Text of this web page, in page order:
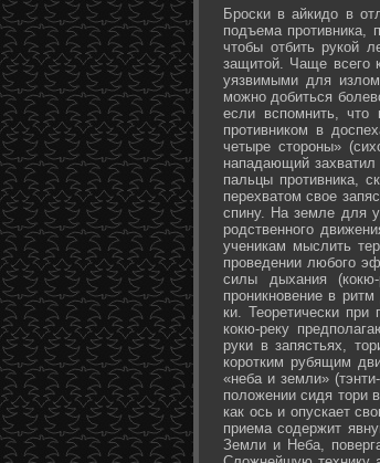
Броски в айкидо в
подъема противника,
чтобы отбить рукой
защитой. Чаще всего
уязвимыми для
можно добиться
если вспомнить, что
противником в
четыре стороны»
нападающий
пальцы противника,
перехватом свое
спину. На земле для
родственного
ученикам мыслить
проведении любого
силы дыхания
проникновение в
ки. Теоретически
кокю-реку
руки в запястьях,
коротким рубящим
«неба и земли»
положении сидя тори
как ось и опускает
приема содержит
Земли и Неба,